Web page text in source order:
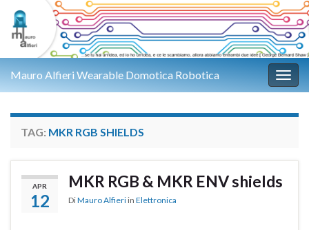
Mauro Alfieri Wearable Domotica Robotica
TAG: MKR RGB SHIELDS
APR
12
MKR RGB & MKR ENV shields
DiMauro Alfieri in Elettronica